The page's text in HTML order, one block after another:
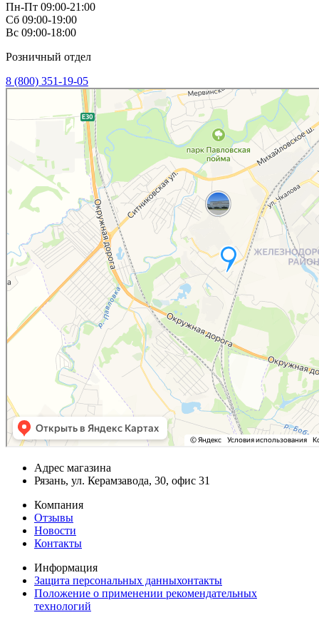
Пн-Пт 09:00-21:00
Сб 09:00-19:00
Вс 09:00-18:00
Розничный отдел
8 (800) 351-19-05
Адрес магазина
Рязань, ул. Керамзавода, 30, офис 31
Компания
Отзывы
Новости
Контакты
Информация
Защита персональных данныхонтакты
Положение о применении рекомендательных
технологий